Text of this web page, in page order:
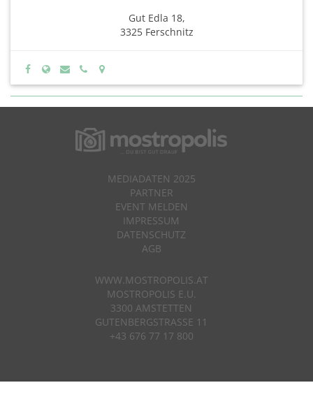
Gut Edla 18,
3325 Ferschnitz
MEDIADATEN 2025
PARTNER
EVENT MELDEN
IMPRESSUM
DATENSCHUTZ
AGB
WWW.MOSTROPOLIS.AT
MOSTROPOLIS E.U.
3300 AMSTETTEN
GUTENBERGSTRASSE 11
+43 676 77 17 800